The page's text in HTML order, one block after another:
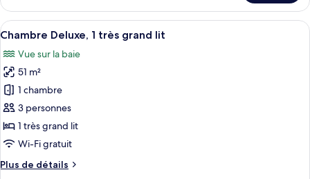
lits
une
place,
vue
baie
le
type
de
Suite
Deluxe,
lits
une
place,
vue
baie
Afficher
toutes
les
photos
pour
ce
type
de
chambre :
Chambre
Une chambre d’hôtel avec un lit, un
12
Chambre Deluxe, 1 très grand lit
Vue sur la baie
51 m²
1 chambre
3 personnes
1 très grand lit
Wi-Fi gratuit
Plus de détails
Plus